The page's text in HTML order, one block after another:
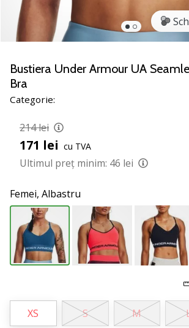
de
baschet
un
fan
al
baschetului
și
noi?
Alătură-
ca
Ambasador
al
brandului.
toate
articolele
Bustiera Under Armour UA
Bra
Categorie:
214 lei
171 lei cu TVA
Ultimul preț minim: 46 lei
Femei, Albastru
XS S M